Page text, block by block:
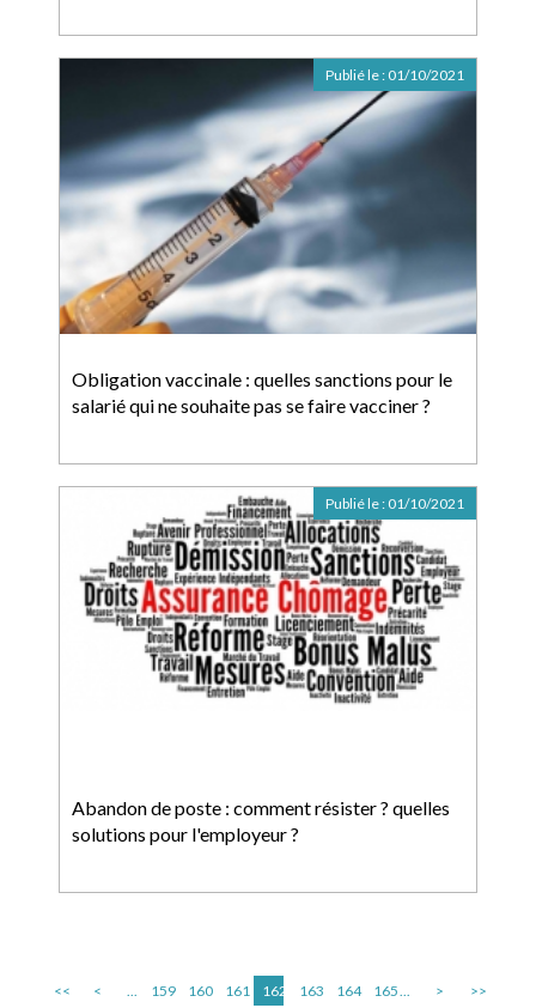
Obligation vaccinale : quelles sanctions pour le
salarié qui ne souhaite pas se faire vacciner ?
Publié le : 01/10/2021
Abandon de poste : comment résister ? quelles
solutions pour l'employeur ?
Publié le : 01/10/2021
<< < ... 159 160 161 162 163 164 165... > >>